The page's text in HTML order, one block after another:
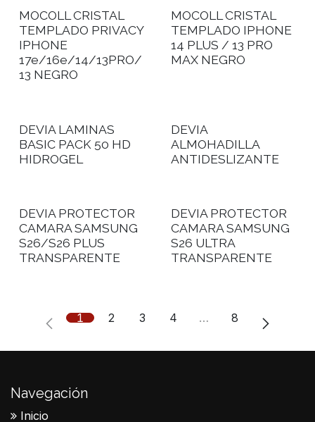
MOCOLL CRISTAL
TEMPLADO PRIVACY
IPHONE
17e/16e/14/13PRO/
13 NEGRO
MOCOLL CRISTAL
TEMPLADO IPHONE
14 PLUS / 13 PRO
MAX NEGRO
DEVIA LAMINAS
BASIC PACK 50 HD
HIDROGEL
DEVIA
ALMOHADILLA
ANTIDESLIZANTE
DEVIA PROTECTOR
CAMARA SAMSUNG
S26/S26 PLUS
TRANSPARENTE
DEVIA PROTECTOR
CAMARA SAMSUNG
S26 ULTRA
TRANSPARENTE
1 2 3 4 … 8
Navegación
Inicio